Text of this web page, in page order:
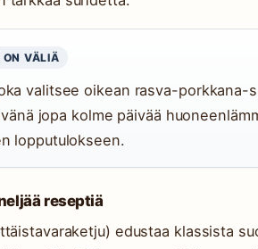
VÄLIÄ
valitsee oikean rasva-porkkana-
jopa kolme päivää
lopputulokseen.
reseptiä
edustaa klassista